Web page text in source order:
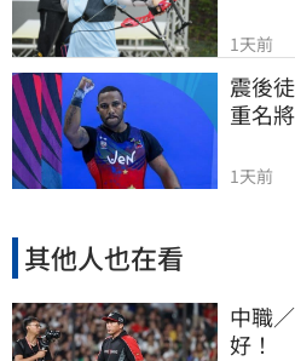
1天前
震後
重名
1天前
其他人也在看
中職
好！